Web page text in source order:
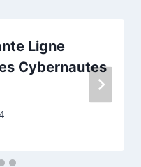
Ligne
Cybernautes